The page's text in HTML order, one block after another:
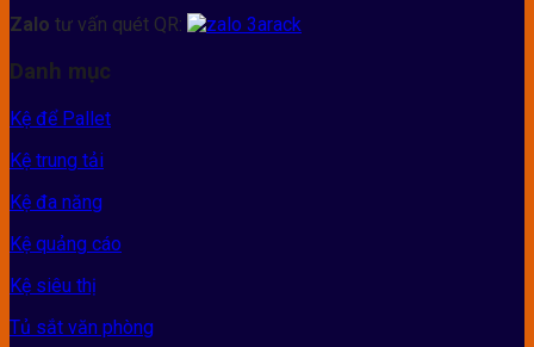
Zalo tư vấn quét QR:
Danh mục
Kệ để Pallet
Kệ trung tải
Kệ đa năng
Kệ quảng cáo
Kệ siêu thị
Tủ sắt văn phòng